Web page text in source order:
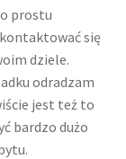
prostu
się
dziele.
odradzam
jest też to
bardzo dużo